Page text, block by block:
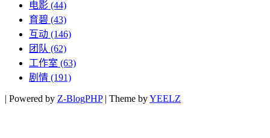
电影 (44)
育碧 (43)
互动 (146)
团队 (62)
工作室 (63)
剧情 (191)
| Powered by Z-BlogPHP | Theme byYEELZ